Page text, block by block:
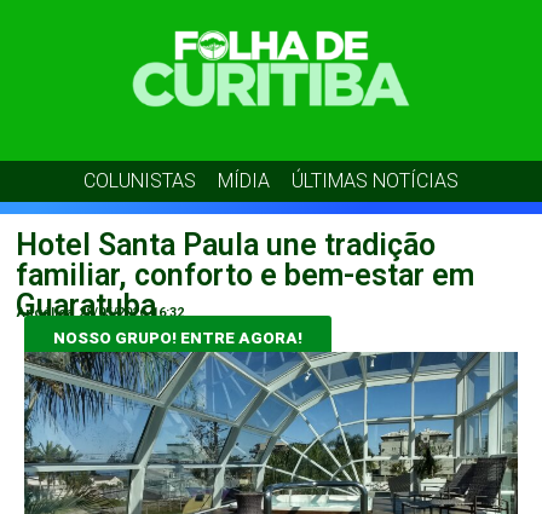
COLUNISTAS MÍDIA ÚLTIMAS NOTÍCIAS
Hotel Santa Paula une tradição
familiar, conforto e bem-estar em
Guaratuba
Angélica 28/05/2026 16:32
NOSSO GRUPO! ENTRE AGORA!